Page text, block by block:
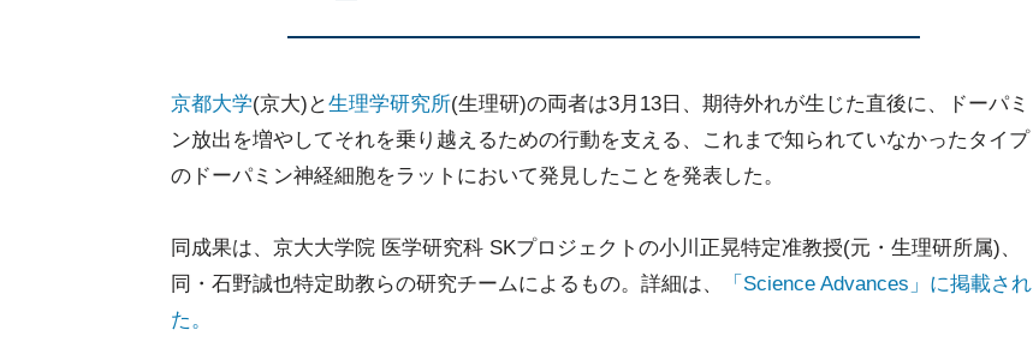
京都大学(京大)と生理学研究所(生理研)の両者は3月13日、期待外れが生じた直後に、ドーパミ
ン放出を増やしてそれを乗り越えるための行動を支える、これまで知られていなかったタイプ
のドーパミン神経細胞をラットにおいて発見したことを発表した。
同成果は、京大大学院 医学研究科 SKプロジェクトの小川正晃特定准教授(元・生理研所属)、
同・石野誠也特定助教らの研究チームによるもの。詳細は、
「Science Advances」に掲載され
た。